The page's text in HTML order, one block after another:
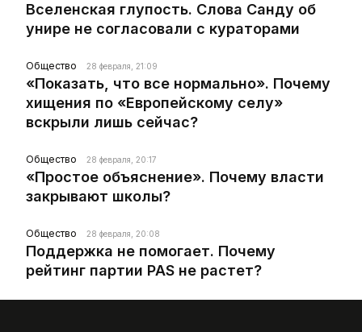
Вселенская глупость. Слова Санду об
унире не согласовали с кураторами
Общество 28 февраля, 21:09
«Показать, что все нормально». Почему
хищения по «Европейскому селу»
вскрыли лишь сейчас?
Общество 28 февраля, 20:17
«Простое объяснение». Почему власти
закрывают школы?
Общество 28 февраля, 20:08
Поддержка не помогает. Почему
рейтинг партии PAS не растет?